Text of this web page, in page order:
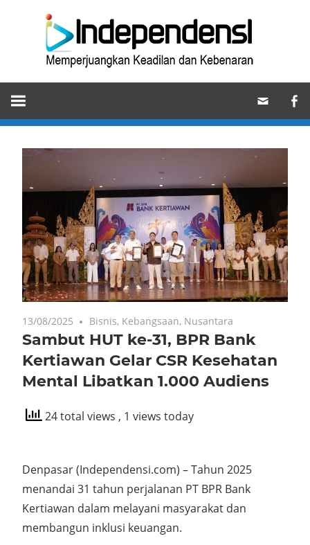
Memperjuangkan
Keadilan
dan
Kebenaran
13/08/2025 Bisnis, Kebangsaan, Nusantara
Sambut HUT ke-31, BPR Bank
Kertiawan Gelar CSR Kesehatan
Mental Libatkan 1.000 Audiens
24 total views , 1 views today
Denpasar (Independensi.com) – Tahun 2025
menandai 31 tahun perjalanan PT BPR Bank
Kertiawan dalam melayani masyarakat dan
membangun inklusi keuangan.